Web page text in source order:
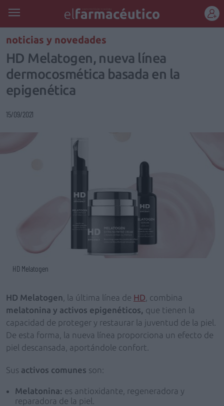
REGÍSTRATE
noticias y novedades
HD Melatogen, nueva línea
dermocosmética basada en la
epigenética
15/09/2021
HD Melatogen
HD Melatogen , la última línea de HD , combina
melatonina y activos epigenéticos, que tienen la
capacidad de proteger y restaurar la juventud de la piel.
De esta forma, la nueva línea proporciona un efecto de
piel descansada, aportándole confort.
Sus activos comunes son:
Melatonina: es antioxidante, regeneradora y
reparadora de la piel.